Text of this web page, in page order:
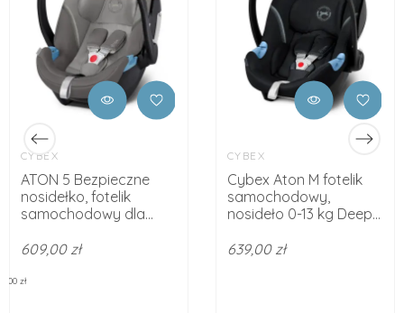
zł
CYBEX
ATON 5 Bezpieczne
nosidełko, fotelik
samochodowy dla...
609,00 zł
CYBEX
Cybex Aton M fotelik
samochodowy,
nosideło 0-13 kg Deep...
639,00 zł